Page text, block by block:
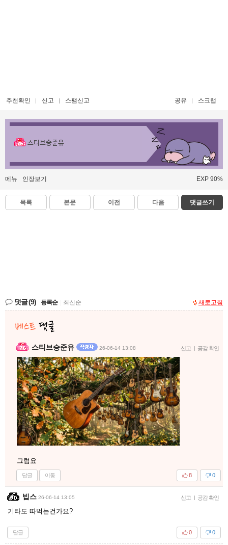
추천확인 신고 스팸신고 공유 스크랩
스티브승준유
메뉴 인장보기 EXP 90%
목록 본문 이전 다음 댓글쓰기
댓글(9) 등록순 최신순 새로고침
스티브승준유 26-06-14 13:08 신고 | 공감 확인
그럼요
답글 이동 0
8
빕스 26-06-14 13:05 신고 | 공감 확인
기타도 따먹는건가요?
답글 0
0